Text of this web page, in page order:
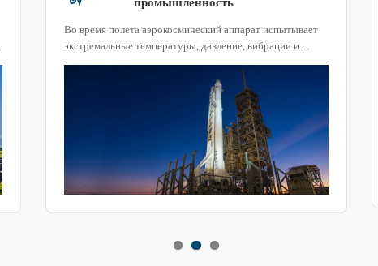
Во время полета аэрокосмический аппарат испытывает
экстремальные температуры, давление, вибрации и
другие условия окружающей среды. Для обеспечения их
безопасной и надежной работы требуется проверка
надежности компонентов материала.